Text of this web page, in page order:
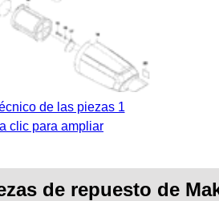
de las piezas 1
clic para ampliar
de repuesto de